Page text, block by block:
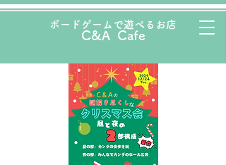
ボード ゲームで遊べるお店
C&A Cafe